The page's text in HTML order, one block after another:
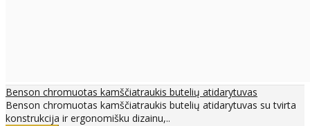
Benson chromuotas kamščiatraukis butelių atidarytuvas
Benson chromuotas kamščiatraukis butelių atidarytuvas su tvirta
konstrukcija ir ergonomišku dizainu,..